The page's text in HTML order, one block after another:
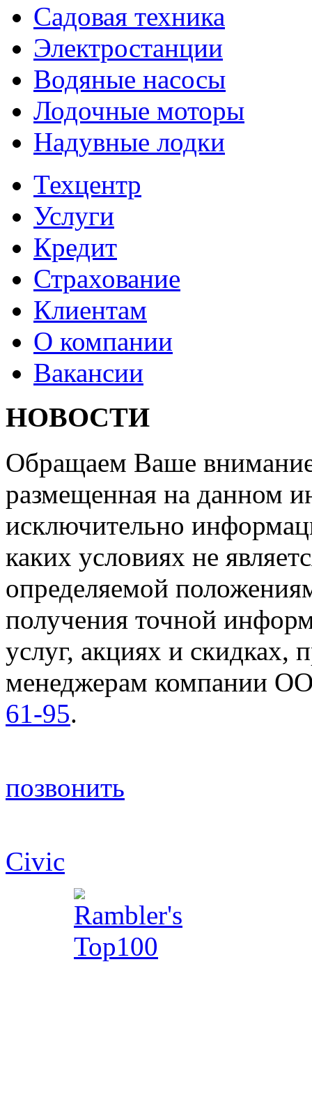
Садовая техника
Электростанции
Водяные насосы
Лодочные моторы
Надувные лодки
Техцентр
Услуги
Кредит
Страхование
Клиентам
О компании
Вакансии
НОВОСТИ
Обращаем Ваше
размещенная на данном
исключительно
каких условиях не
определяемой
получения точной
услуг, акциях и скидках,
менеджерам компании
61-95.
позвонить
Civic